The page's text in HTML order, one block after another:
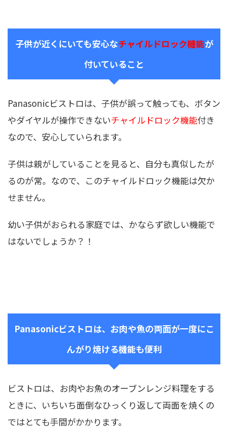
子供が近くにいても安心なチャイルドロック機能が
付いていること
Panasonicビストロは、子供が誤って触っても、ボタン
やダイヤルが操作できないチャイルドロック機能付き
なので、安心していられます。
子供は親がしていることを見ると、自分も真似したが
るのが常。なので、このチャイルドロック機能は欠か
せません。
幼い子供がおられる家庭では、かならず欲しい機能で
はないでしょうか？！
Panasonicビストロは、お肉や魚の両面が一度にこ
んがり焼ける機能も便利
ビストロは、お肉やお魚のオーブンレンジ料理をする
ときに、いちいち面倒なひっくり返して両面を焼くの
ではとても手間がかかります。